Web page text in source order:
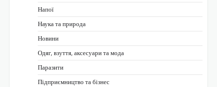
Напої
Наука та природа
Новини
Одяг, взуття, аксесуари та мода
Паразити
Підприємництво та бізнес